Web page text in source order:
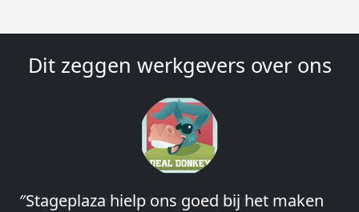
Dit zeggen werkgevers over ons
″Stageplaza hielp ons goed bij het maken
″Wij hebben in ieder geval prima